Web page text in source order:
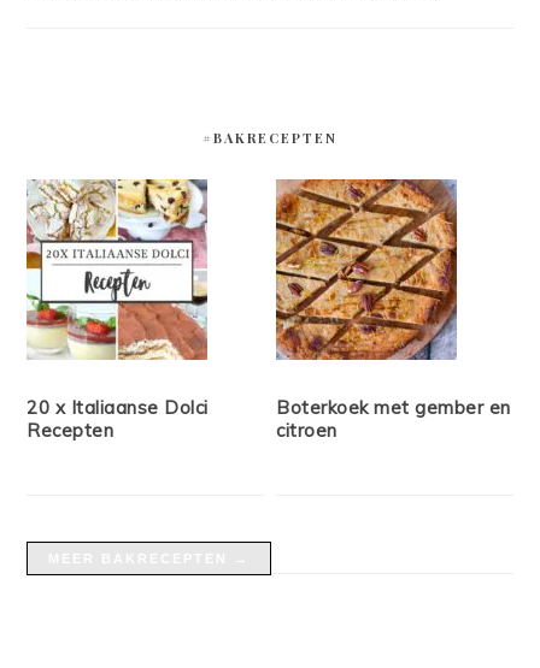
#BAKRECEPTEN
20 x Italiaanse Dolci
Recepten
Boterkoek met gember en
citroen